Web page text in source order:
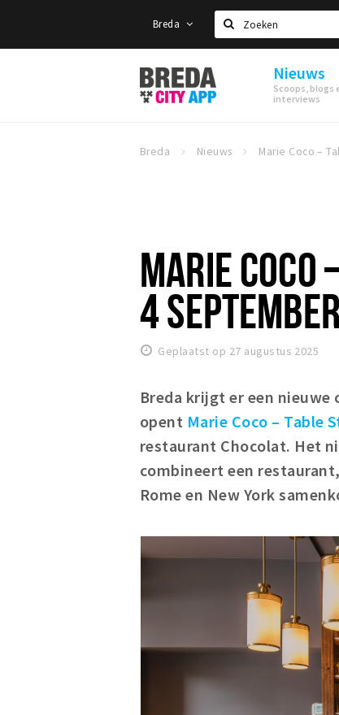
Breda
Zoeken
Stappen
&
Shoppen
Nieuws
Scoops, blogs
interviews
Breda Nieuws
MARIE COCO
4
Geplaatst op 27 augustus 2025
Breda krijgt er een
opent Marie Coco – Table
restaurant Chocolat. Het
combineert een
Rome en New York